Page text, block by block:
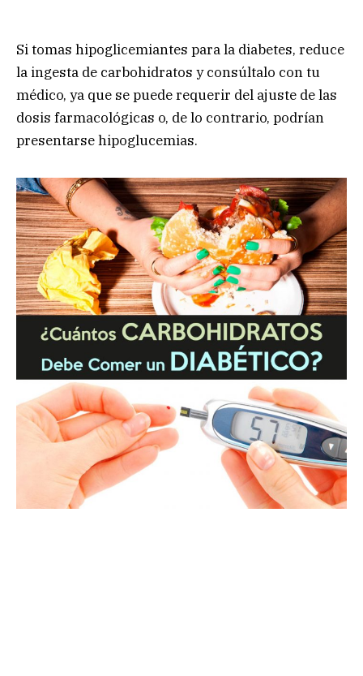
Si tomas hipoglicemiantes para la diabetes, reduce
la ingesta de carbohidratos y consúltalo con tu
médico, ya que se puede requerir del ajuste de las
dosis farmacológicas o, de lo contrario, podrían
presentarse hipoglucemias.